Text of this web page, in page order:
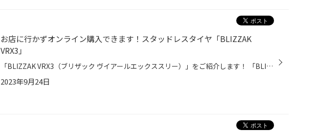
お店に行かずオンライン購入できます！スタッドレスタイヤ「BLIZZAK
VRX3」
「BLIZZAK VRX3（ブリザック ヴイアールエックススリー）」をご紹介します！ 「BLIZZAK（ブリザック）」は、ブリヂストンを代表するスタッドレスタイヤブランドです。1988年に冬道特有の凍結路面や積雪路面などでのより安心・安全なドライブに貢献するために生まれ、30年を超える歴史の中で進化を続...
2023年9月24日